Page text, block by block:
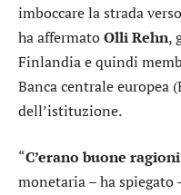
imboccare la strada
ha affermatoOlli Rehn,
Finlandia e quindi
Banca centrale europea
dell’istituzione.
“C’erano buone
monetaria – ha spiegato